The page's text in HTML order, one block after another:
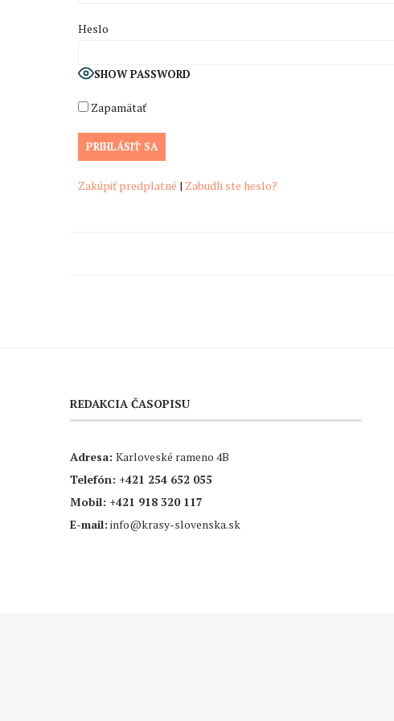
Heslo
SHOW PASSWORD
Zapamätať
Zakúpiť predplatné | Zabudli ste heslo?
REDAKCIA ČASOPISU
Adresa: Karloveské rameno 4B
Telefón: +421 254 652 055
Mobil: +421 918 320 117
E-mail: info@krasy-slovenska.sk